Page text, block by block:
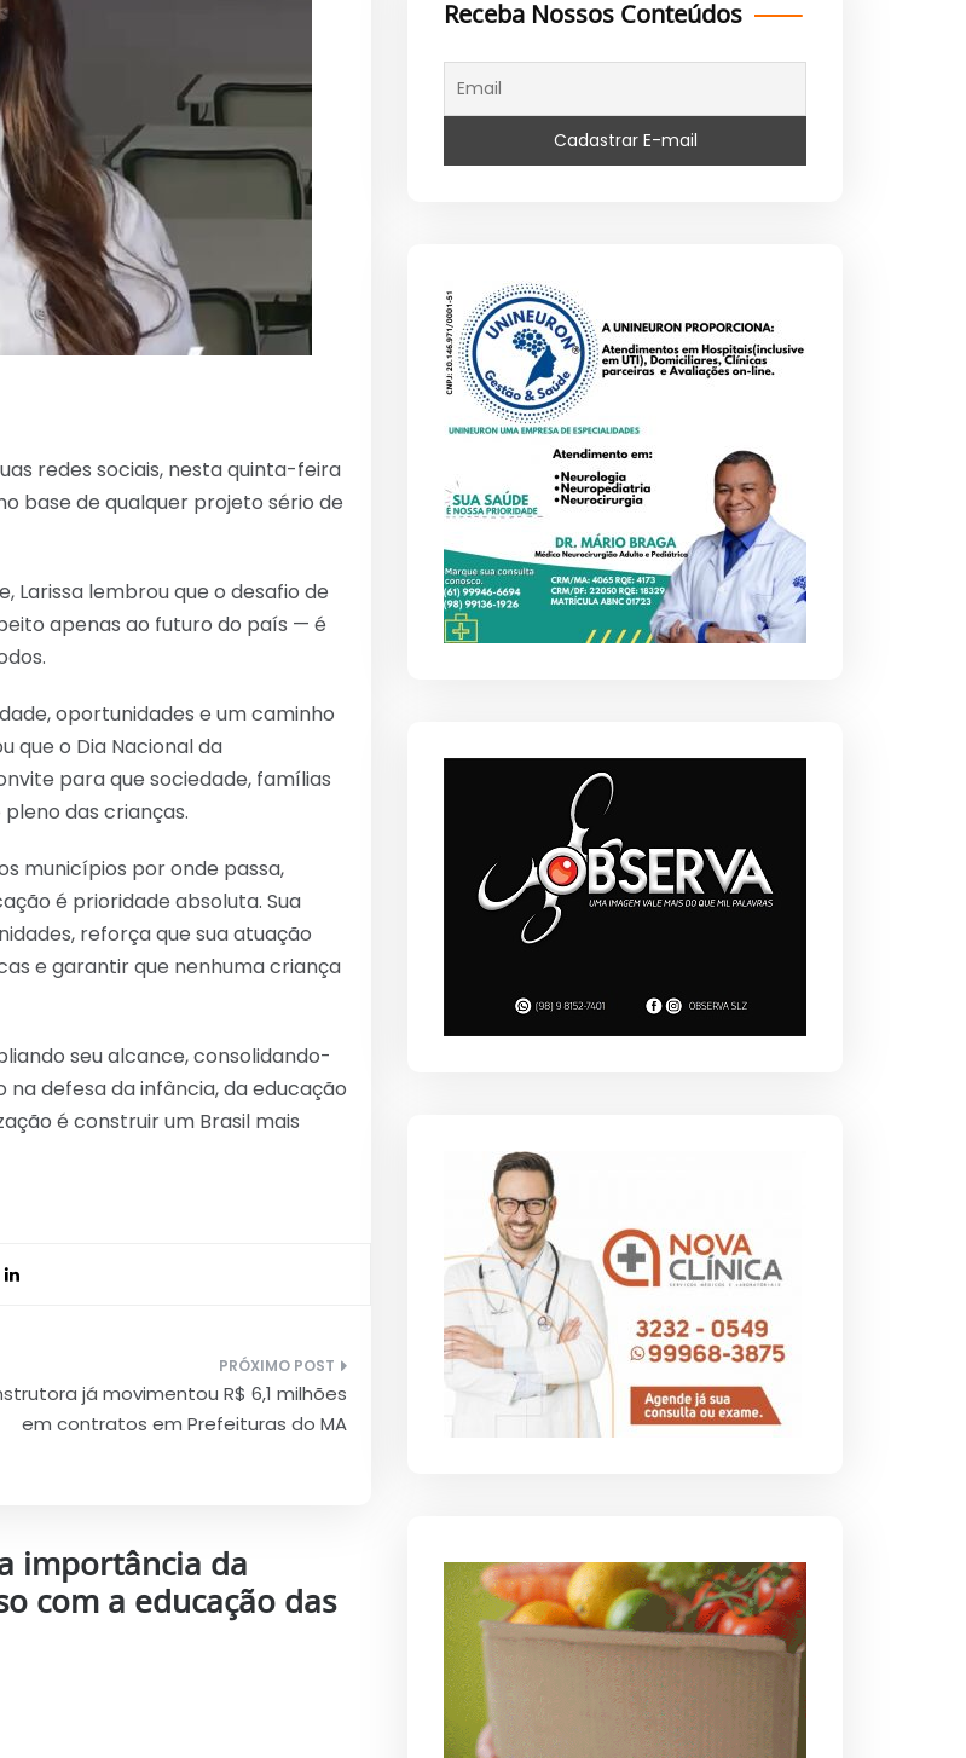
redes sociais, nesta quinta-feira
base de qualquer projeto sério de
Larissa lembrou que o desafio de
apenas ao futuro do país — é
oportunidades e um caminho
que o Dia Nacional da
para que sociedade, famílias
das crianças.
municípios por onde passa,
é prioridade absoluta. Sua
reforça que sua atuação
e garantir que nenhuma criança
seu alcance, consolidando-
defesa da infância, da educação
é construir um Brasil mais
já movimentou R$ 6,1 milhões
em contratos em Prefeituras do MA
importância da
com a educação das
Receba Nossos Conteúdos